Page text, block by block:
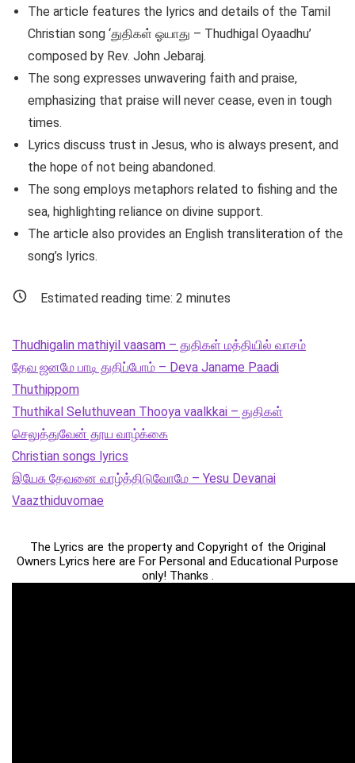
The article features the lyrics and details of the Tamil
Christian song ‘துதிகள் ஓயாது – Thudhigal Oyaadhu’
composed by Rev. John Jebaraj.
The song expresses unwavering faith and praise,
emphasizing that praise will never cease, even in tough
times.
Lyrics discuss trust in Jesus, who is always present, and
the hope of not being abandoned.
The song employs metaphors related to fishing and the
sea, highlighting reliance on divine support.
The article also provides an English transliteration of the
song’s lyrics.
Estimated reading time: 2 minutes
Thudhigalin mathiyil vaasam – துதிகள் மத்தியில் வாசம்
தேவ ஜனமே பாடி துதிப்போம் – Deva Janame Paadi
Thuthippom
Thuthikal Seluthuvean Thooya vaalkkai – துதிகள்
செலுத்துவேன் தூய வாழ்க்கை
Christian songs lyrics
இயேசு தேவனை வாழ்த்திடுவோமே – Yesu Devanai
Vaazthiduvomae
The Lyrics are the property and Copyright of the Original
Owners Lyrics here are For Personal and Educational Purpose
only! Thanks .